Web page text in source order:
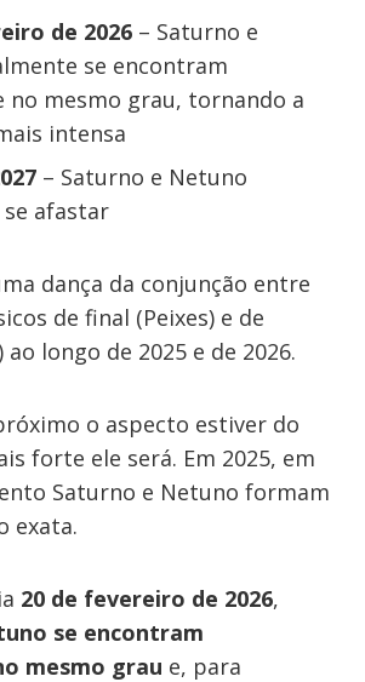
de 2026 – Saturno e
se encontram
no mesmo grau, tornando a
intensa
– Saturno e Netuno
se afastar
dança da conjunção entre
de final (Peixes) e de
ao longo de 2025 e de 2026.
o aspecto estiver do
forte ele será. Em 2025, em
Saturno e Netuno formam
exata.
20 de fevereiro de 2026,
se encontram
mesmo grau e, para